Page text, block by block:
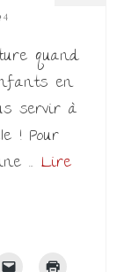
4
quand
en
servir à
! Pour
… Lire